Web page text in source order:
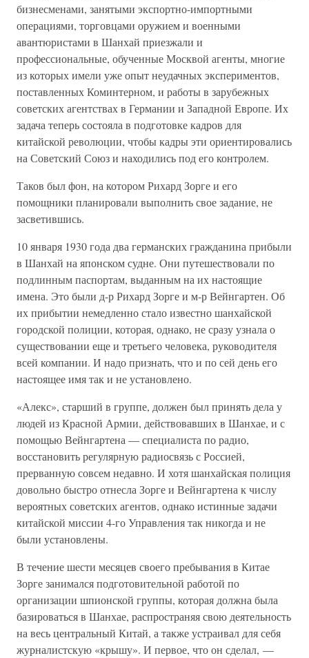
бизнесменами, занятыми экспортно-импортными
операциями, торговцами оружием и военными
авантюристами в Шанхай приезжали и
профессиональные, обученные Москвой агенты, многие
из которых имели уже опыт неудачных экспериментов,
поставленных Коминтерном, и работы в зарубежных
советских агентствах в Германии и Западной Европе. Их
задача теперь состояла в подготовке кадров для
китайской революции, чтобы кадры эти ориентировались
на Советский Союз и находились под его контролем.
Таков был фон, на котором Рихард Зорге и его
помощники планировали выполнить свое задание, не
засветившись.
10 января 1930 года два германских гражданина прибыли
в Шанхай на японском судне. Они путешествовали по
подлинным паспортам, выданным на их настоящие
имена. Это были д-р Рихард Зорге и м-р Вейнгартен. Об
их прибытии немедленно стало известно шанхайской
городской полиции, которая, однако, не сразу узнала о
существовании еще и третьего человека, руководителя
всей компании. И надо признать, что и по сей день его
настоящее имя так и не установлено.
«Алекс», старший в группе, должен был принять дела у
людей из Красной Армии, действовавших в Шанхае, и с
помощью Вейнгартена — специалиста по радио,
восстановить регулярную радиосвязь с Россией,
прерванную совсем недавно. И хотя шанхайская полиция
довольно быстро отнесла Зорге и Вейнгартена к числу
вероятных советских агентов, однако истинные задачи
китайской миссии 4-го Управления так никогда и не
были установлены.
В течение шести месяцев своего пребывания в Китае
Зорге занимался подготовительной работой по
организации шпионской группы, которая должна была
базироваться в Шанхае, распространяя свою деятельность
на весь центральный Китай, а также устраивал для себя
журналистскую «крышу». И первое, что он сделал, —